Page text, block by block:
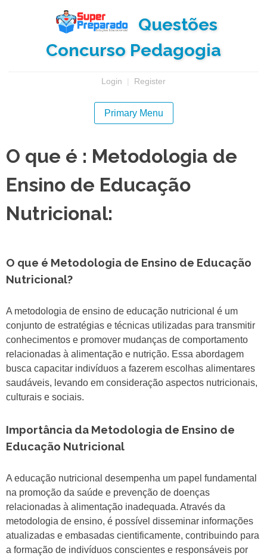
Questões
Concurso Pedagogia
Login | Register
Primary Menu
O que é : Metodologia de
Ensino de Educação
Nutricional:
O que é Metodologia de Ensino de Educação
Nutricional?
A metodologia de ensino de educação nutricional é um
conjunto de estratégias e técnicas utilizadas para transmitir
conhecimentos e promover mudanças de comportamento
relacionadas à alimentação e nutrição. Essa abordagem
busca capacitar indivíduos a fazerem escolhas alimentares
saudáveis, levando em consideração aspectos nutricionais,
culturais e sociais.
Importância da Metodologia de Ensino de
Educação Nutricional
A educação nutricional desempenha um papel fundamental
na promoção da saúde e prevenção de doenças
relacionadas à alimentação inadequada. Através da
metodologia de ensino, é possível disseminar informações
atualizadas e embasadas cientificamente, contribuindo para
a formação de indivíduos conscientes e responsáveis por